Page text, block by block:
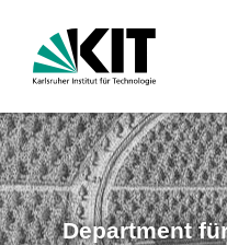
Department